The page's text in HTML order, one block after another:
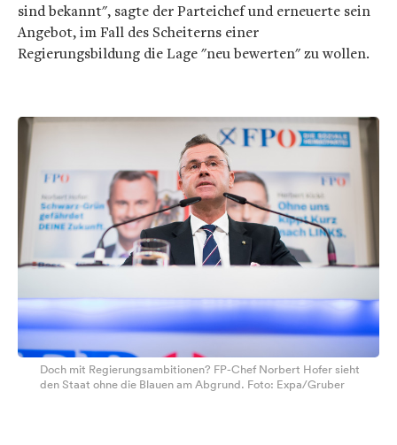
sind bekannt", sagte der Parteichef und erneuerte sein
Angebot, im Fall des Scheiterns einer
Regierungsbildung die Lage "neu bewerten" zu wollen.
Doch mit Regierungsambitionen? FP-Chef Norbert Hofer sieht
den Staat ohne die Blauen am Abgrund. Foto: Expa/Gruber